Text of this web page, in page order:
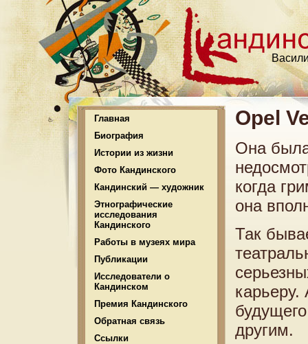
Главная
Биография
Истории из жизни
Фото Кандинского
Кандинский — художник
Этнографические
исследования
Кандинского
Работы в музеях мира
Публикации
Исследователи о
Кандинском
Премия Кандинского
Обратная связь
Ссылки
Opel
Она
когда
она
Так
другим.